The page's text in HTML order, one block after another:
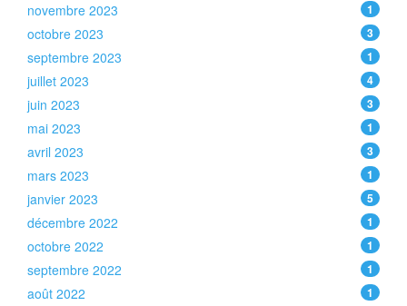
novembre 2023 1
octobre 2023 3
septembre 2023 1
juillet 2023 4
juin 2023 3
mai 2023 1
avril 2023 3
mars 2023 1
janvier 2023 5
décembre 2022 1
octobre 2022 1
septembre 2022 1
août 2022 1